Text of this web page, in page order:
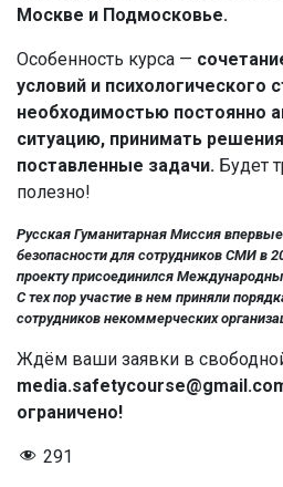
Москве и Подмосковье.
Особенность курса —
условий и психологического
необходимостью постоянно
ситуацию, принимать
поставленные задачи. Будет
полезно!
Русская Гуманитарная Миссия
безопасности для сотрудников СМИ в
проекту присоединился
С тех пор участие в нем приняли
сотрудников некоммерческих
Ждём ваши заявки в
ограничено!
291